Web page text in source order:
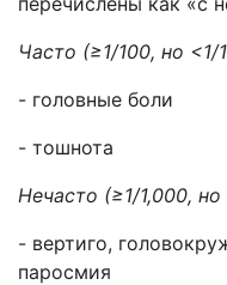
Часто (≥1/100, но <1/
- головные боли
- тошнота
Нечасто (≥1/1,000, но
- вертиго,
паросмия